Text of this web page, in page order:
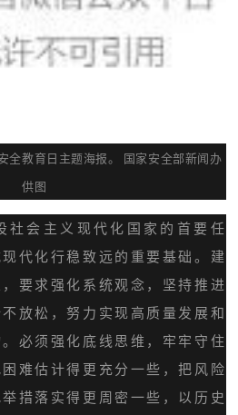
全教育日主题海报。 国家安全部新闻办
供图
社会主义现代化国家的首要任
代化行稳致远的重要基础。建
要求强化系统观念，坚持推进
放松，努力实现高质量发展和
必须强化底线思维，牢牢守住
难估计得更充分一些，把风险
措落实得更周密一些，以历史